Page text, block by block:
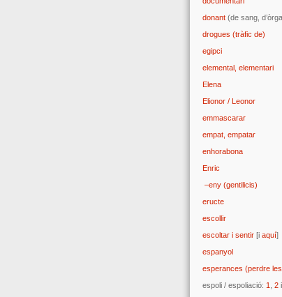
donant (de sang,
drogues (tràfic de)
egipci
elemental, elementari
Elena
Elionor / Leonor
emmascarar
empat, empatar
enhorabona
Enric
–eny (gentilicis)
eructe
escollir
escoltar i sentir [i aquí]
espanyol
esperances (perdre
espoli / espoliació: 1 2 i